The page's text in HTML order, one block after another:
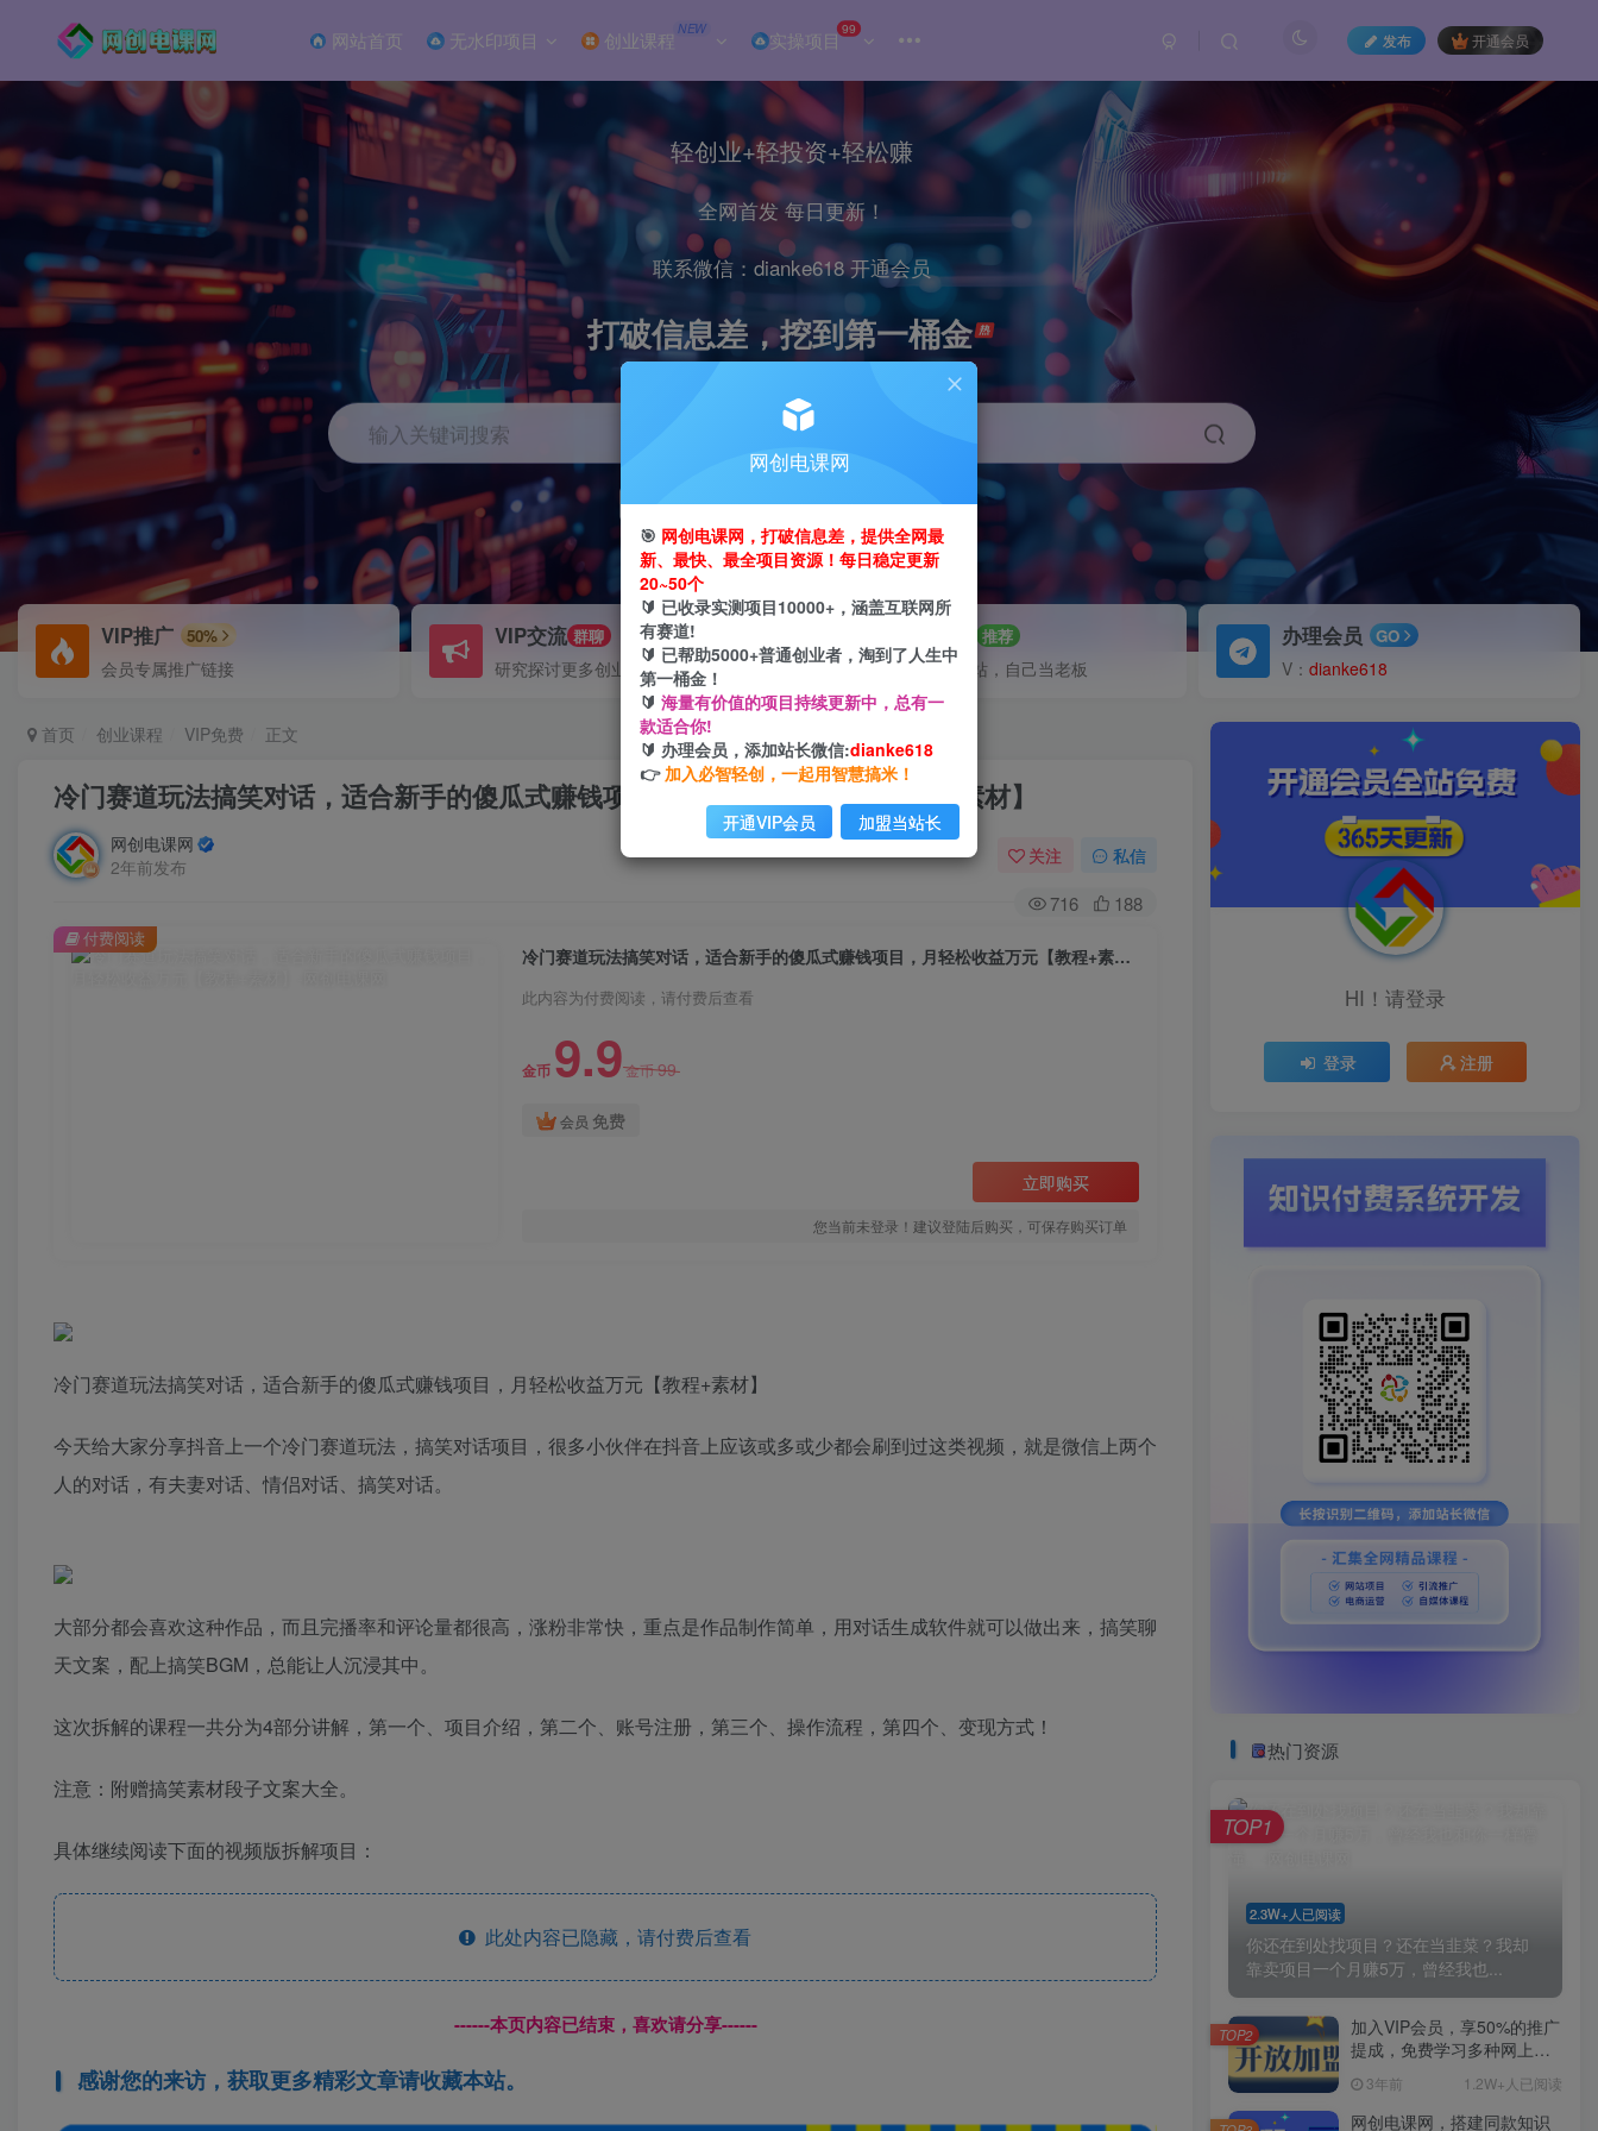
网站首页 无水印项目 创业课程 NEW 实操项目99
发布 开通会员
轻创业+轻投资+轻松赚
全网首发 每日更新！
联系微信：dianke618 开通会员
打破信息差，挖到第一桶金
输入关键词搜索
引流 抖音 小红书 直播 剪辑 电商
VIP推广 50%
会员专属推广链接
VIP交流 群聊
研究探讨更多创业项目路子。
推荐
搭建同款网站，自己当老板
办理会员 GO
V： dianke618
首页 创业课程 VIP免费 正文
冷门赛道玩法搞笑对话，适合新手的傻瓜式赚钱项目，月轻松收益万元【教程+素材】
网创电课网
2年前发布
关注 私信
716 188
冷门赛道玩法搞笑对话，适合新手的傻瓜式赚钱项目，月轻松收益万元【教程+素材】
此内容为付费阅读，请付费后查看
金币 9.9金币99
会员 免费
立即购买
您当前未登录！建议登陆后购买，可保存购买订单
付费阅读
冷门赛道玩法搞笑对话，适合新手的傻瓜式赚钱项目，月轻松收益万元【教程+素材】
今天给大家分享抖音上一个冷门赛道玩法，搞笑对话项目，很多小伙伴在抖音上应该或多或少都会刷到过这类视频，就是微信上两个
人的对话，有夫妻对话、情侣对话、搞笑对话。
大部分都会喜欢这种作品，而且完播率和评论量都很高，涨粉非常快，重点是作品制作简单，用对话生成软件就可以做出来，搞笑聊
天文案，配上搞笑BGM，总能让人沉浸其中。
这次拆解的课程一共分为4部分讲解，第一个、项目介绍，第二个、账号注册，第三个、操作流程，第四个、变现方式！
注意：附赠搞笑素材段子文案大全。
具体继续阅读下面的视频版拆解项目：
此处内容已隐藏，请付费后查看
------本页内容已结束，喜欢请分享------
感谢您的来访，获取更多精彩文章请收藏本站。
HI！请登录
登录 注册
热门资源
2.3W+人已阅读
你还在到处找项目？还在当韭菜？我却
靠卖项目一个月赚5万，曾经我也...
TOP1
加入VIP会员，享50%的推广
提成，免费学习多种网上创
3年前 1.2W+人已阅读
TOP2
网创电课网，搭建同款知识
网创电课网
🎯 网创电课网，打破信息差，提供全网最
新、最快、最全项目资源！每日稳定更新
20~50个
🔰 已收录实测项目10000+，涵盖互联网所
有赛道!
🔰 已帮助5000+普通创业者，淘到了人生中
第一桶金！
🔰 海量有价值的项目持续更新中，总有一
款适合你!
🔰 办理会员，添加站长微信:dianke618
👉 加入必智轻创，一起用智慧搞米！
开通VIP会员 加盟当站长